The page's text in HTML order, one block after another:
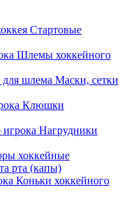
Стартовые
Шлемы хоккейного
Маски, сетки
Клюшки
Нагрудники
хоккейные
рта (капы)
Коньки хоккейного